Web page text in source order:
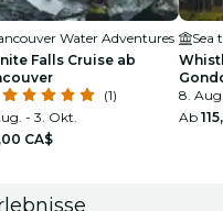
Water Adventures
Falls Cruise ab
(1)
- 3. Okt.
CA$
Sea
8.
Ab